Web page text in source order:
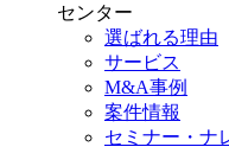
センター
選ばれる理由
サービス
M&A事例
案件情報
セミナー・ナ